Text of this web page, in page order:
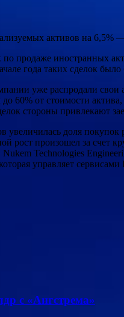
активов на
продаже иностранных
года таких сделок было
уже распродали
60% от стоимости
стороны привлекают
доля
произошел за счет
Technologies
управляет
с «Ангстрема»